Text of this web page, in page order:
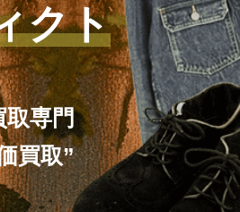
クト
専門
買取”